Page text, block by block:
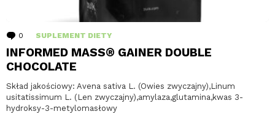
0 komentarzy
SUPLEMENT DIETY
INFORMED MASS® GAINER DOUBLE
CHOCOLATE
Skład jakościowy: Avena sativa L. (Owies zwyczajny),Linum
usitatissimum L. (Len zwyczajny),amylaza,glutamina,kwas 3-
hydroksy-3-metylomasłowy